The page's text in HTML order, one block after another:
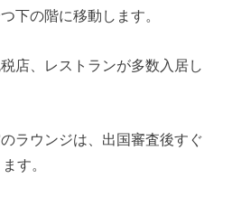
下の階に移動します。
店、レストランが多数入居し
ラウンジは、出国審査後すぐ
す。